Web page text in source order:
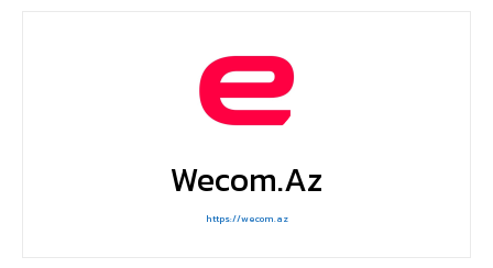
Wecom.az
https://wecom.az